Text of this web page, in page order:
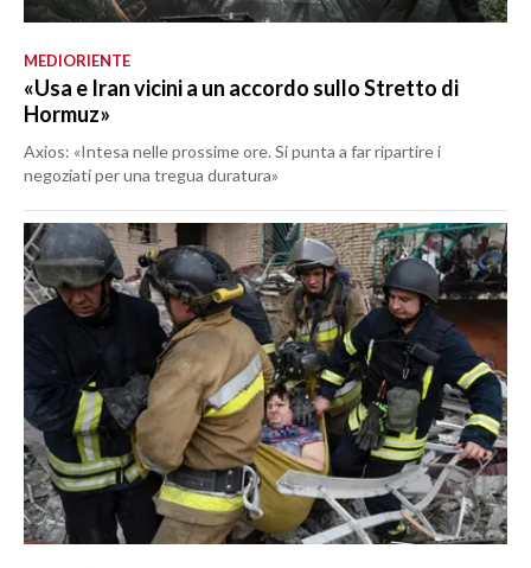
MEDIORIENTE
«Usa e Iran vicini a un accordo sullo Stretto di
Hormuz»
Axios: «Intesa nelle prossime ore. Si punta a far ripartire i
negoziati per una tregua duratura»